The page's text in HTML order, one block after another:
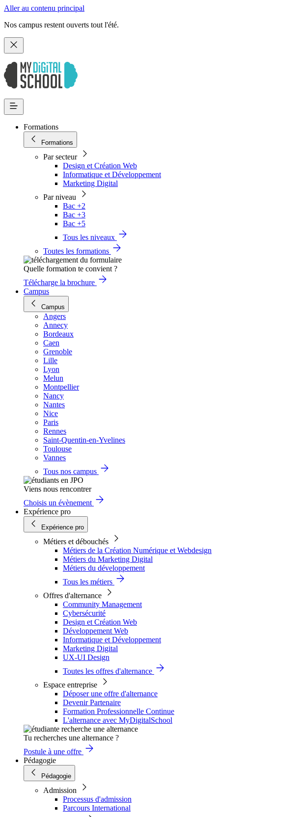
Aller au contenu principal
Nos campus restent ouverts tout l'été.
Formations
Formations
Par secteur
Design et Création Web
Informatique et Développement
Marketing Digital
Par niveau
Bac +2
Bac +3
Bac +5
Tous les niveaux
Toutes les formations
Quelle formation te convient ?
Télécharge la brochure
Campus
Campus
Angers
Annecy
Bordeaux
Caen
Grenoble
Lille
Lyon
Melun
Montpellier
Nancy
Nantes
Nice
Paris
Rennes
Saint-Quentin-en-Yvelines
Toulouse
Vannes
Tous nos campus
Viens nous rencontrer
Choisis un évènement
Expérience pro
Expérience pro
Métiers et débouchés
Métiers de la Création Numérique et Webdesign
Métiers du Marketing Digital
Métiers du développement
Tous les métiers
Offres d'alternance
Community Management
Cybersécurité
Design et Création Web
Développement Web
Informatique et Développement
Marketing Digital
UX-UI Design
Toutes les offres d'alternance
Espace entreprise
Déposer une offre d'alternance
Devenir Partenaire
Formation Professionnelle Continue
L'alternance avec MyDigitalSchool
Tu recherches une alternance ?
Postule à une offre
Pédagogie
Pédagogie
Admission
Processus d'admission
Parcours International